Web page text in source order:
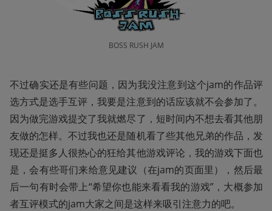
BOSS RUSH JAM
不过确实还是有些问题，因为我没注意到这个jam的作品评
选方式是选手互评，我要是注意到的话应该就不会参加了。
因为做完游戏提交了我就燃尽了，短时间内不想去看其他朋
友做的怎样。不过我也还是随机看了些其他兄弟的作品，发
现还是挺多人很热心的狂给其他游戏评论，我的游戏下面也
是，会有些哥们来给意见建议（在jam的页面里），然后最
后一句有时会带上“希望你也能来看看我的游戏”，大概参加
者互评模式的jam大家之间是这样来吸引注意力的吧。